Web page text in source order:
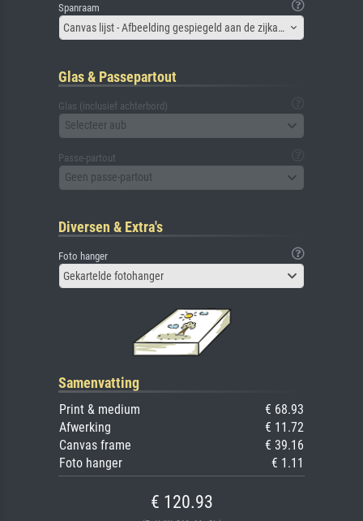
Spanraam
Canvas lijst - Afbeelding gespiegeld aan de zijkant
Glas & Passepartout
Glas (inclusief achterbord)
Selecteer aub
Passe-partout
Geen passe-partout
Diversen & Extra's
Foto hanger
Gekartelde fotohanger
Samenvatting
Print & medium
€ 68.93
Afwerking
€ 11.72
Canvas frame
€ 39.16
Foto hanger
€ 1.11
€ 120.93